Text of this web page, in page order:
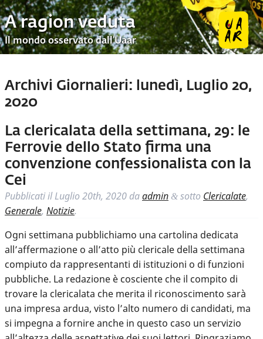
A ragion veduta
Il mondo osservato dall’Uaar
Archivi Giornalieri: lunedì, Luglio 20,
2020
La clericalata della settimana, 29: le
Ferrovie dello Stato firma una
convenzione confessionalista con la
Cei
Pubblicati ilLuglio 20th, 2020 daadmin & sotto Clericalate,
Generale, Notizie.
Ogni settimana pubblichiamo una cartolina dedicata
all’affermazione o all’atto più clericale della settimana
compiuto da rappresentanti di istituzioni o di funzioni
pubbliche. La redazione è cosciente che il compito di
trovare la clericalata che merita il riconoscimento sarà
una impresa ardua, visto l’alto numero di candidati, ma
si impegna a fornire anche in questo caso un servizio